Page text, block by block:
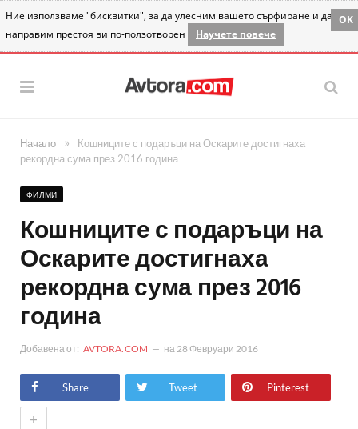
Ние използваме "бисквитки", за да улесним вашето сърфиране и да
направим престоя ви по-ползотворен
Научете повече
OK
Начало »
Кошниците с подаръци на Оскарите достигнаха
рекордна сума през 2016 година
ФИЛМИ
Кошниците с подаръци на
Оскарите достигнаха
рекордна сума през 2016
година
Добавена от: AVTORA.COM на 28 Февруари 2016
Share Tweet Pinterest
+